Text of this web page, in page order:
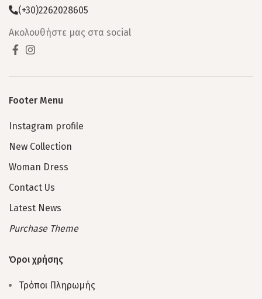
(+30)2262028605
Ακολουθήστε μας στα social
Footer Menu
Instagram profile
New Collection
Woman Dress
Contact Us
Latest News
Purchase Theme
Όροι χρήσης
Τρόποι Πληρωμής